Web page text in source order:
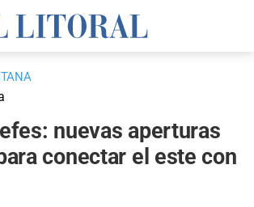
nuevas aperturas
conectar el este con